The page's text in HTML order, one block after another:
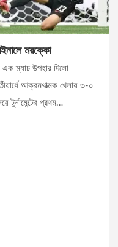
মরক্কো
এক ম্যাচ উপহার দিলো
আক্রমণাত্মক খেলায় ৩-০
প্রথম…